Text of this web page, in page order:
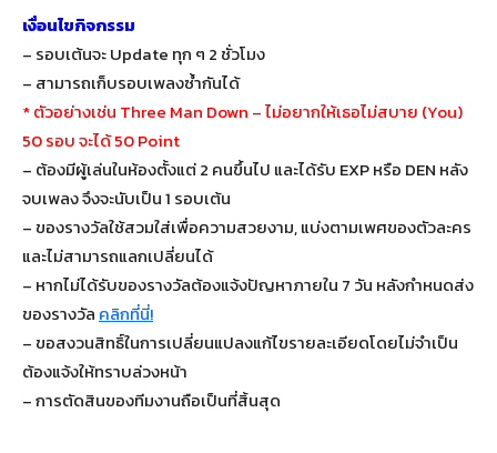
เงื่อนไขกิจกรรม
– รอบเต้นจะ Update ทุก ๆ 2 ชั่วโมง
– สามารถเก็บรอบเพลงซ้ำกันได้
* ตัวอย่างเช่น Three Man Down – ไม่อยากให้เธอไม่สบาย (You)
50 รอบ จะได้ 50 Point
– ต้องมีผู้เล่นในห้องตั้งแต่ 2 คนขึ้นไป และได้รับ EXP หรือ DEN หลัง
จบเพลง จึงจะนับเป็น 1 รอบเต้น
– ของรางวัลใช้สวมใส่เพื่อความสวยงาม, แบ่งตามเพศของตัวละคร
และไม่สามารถแลกเปลี่ยนได้
– หากไม่ได้รับของรางวัลต้องแจ้งปัญหาภายใน 7 วัน หลังกำหนดส่ง
ของรางวัล คลิกที่นี่!
– ขอสงวนสิทธิ์ในการเปลี่ยนแปลงแก้ไขรายละเอียดโดยไม่จำเป็น
ต้องแจ้งให้ทราบล่วงหน้า
– การตัดสินของทีมงานถือเป็นที่สิ้นสุด